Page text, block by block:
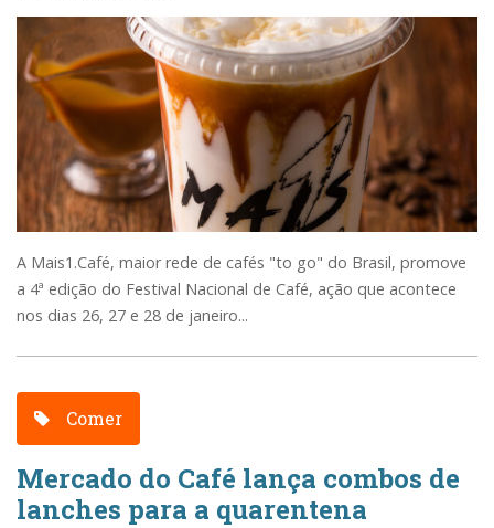
A Mais1.Café, maior rede de cafés "to go" do Brasil, promove
a 4ª edição do Festival Nacional de Café, ação que acontece
nos dias 26, 27 e 28 de janeiro...
Comer
Mercado do Café lança combos de
lanches para a quarentena